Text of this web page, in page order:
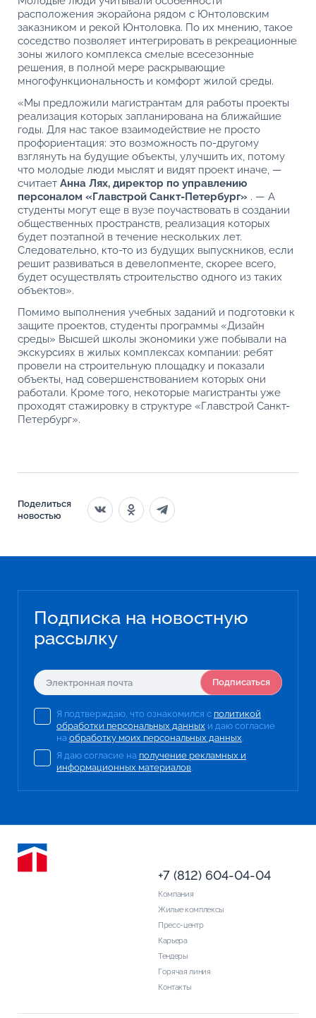
расположения экорайона рядом с Юнтоловским
заказником и рекой Юнтоловка. По их мнению, такое
соседство позволяет интегрировать в рекреационные
зоны жилого комплекса смелые всесезонные
решения, в полной мере раскрывающие
многофункциональность и комфорт жилой среды.
«Мы предложили магистрантам для работы проекты
реализация которых запланирована на ближайшие
годы. Для нас такое взаимодействие не просто
профориентация: это возможность по-другому
взглянуть на будущие объекты, улучшить их, потому
что молодые люди мыслят и видят проект иначе, —
считает Анна Лях, директор по управлению
персоналом «Главстрой Санкт-Петербург» . — А
студенты могут еще в вузе поучаствовать в создании
общественных пространств, реализация которых
будет поэтапной в течение нескольких лет.
Следовательно, кто-то из будущих выпускников, если
решит развиваться в девелопменте, скорее всего,
будет осуществлять строительство одного из таких
объектов».
Помимо выполнения учебных заданий и подготовки к
защите проектов, студенты программы «Дизайн
среды» Высшей школы экономики уже побывали на
экскурсиях в жилых комплексах компании: ребят
провели на строительную площадку и показали
объекты, над совершенствованием которых они
работали. Кроме того, некоторые магистранты уже
проходят стажировку в структуре «Главстрой Санкт-
Петербург».
Поделиться
новостью
Подписка на новостную
рассылку
Подписаться
Я подтверждаю, что ознакомился с политикой
обработки персональных данных и даю согласие
на обработку моих персональных данных.
Я даю согласие на получение рекламных и
информационных материалов.
Компания
Жилые комплексы
Пресс-центр
Карьера
Тендеры
Горячая линия
Контакты
+7 (812) 604-04-04